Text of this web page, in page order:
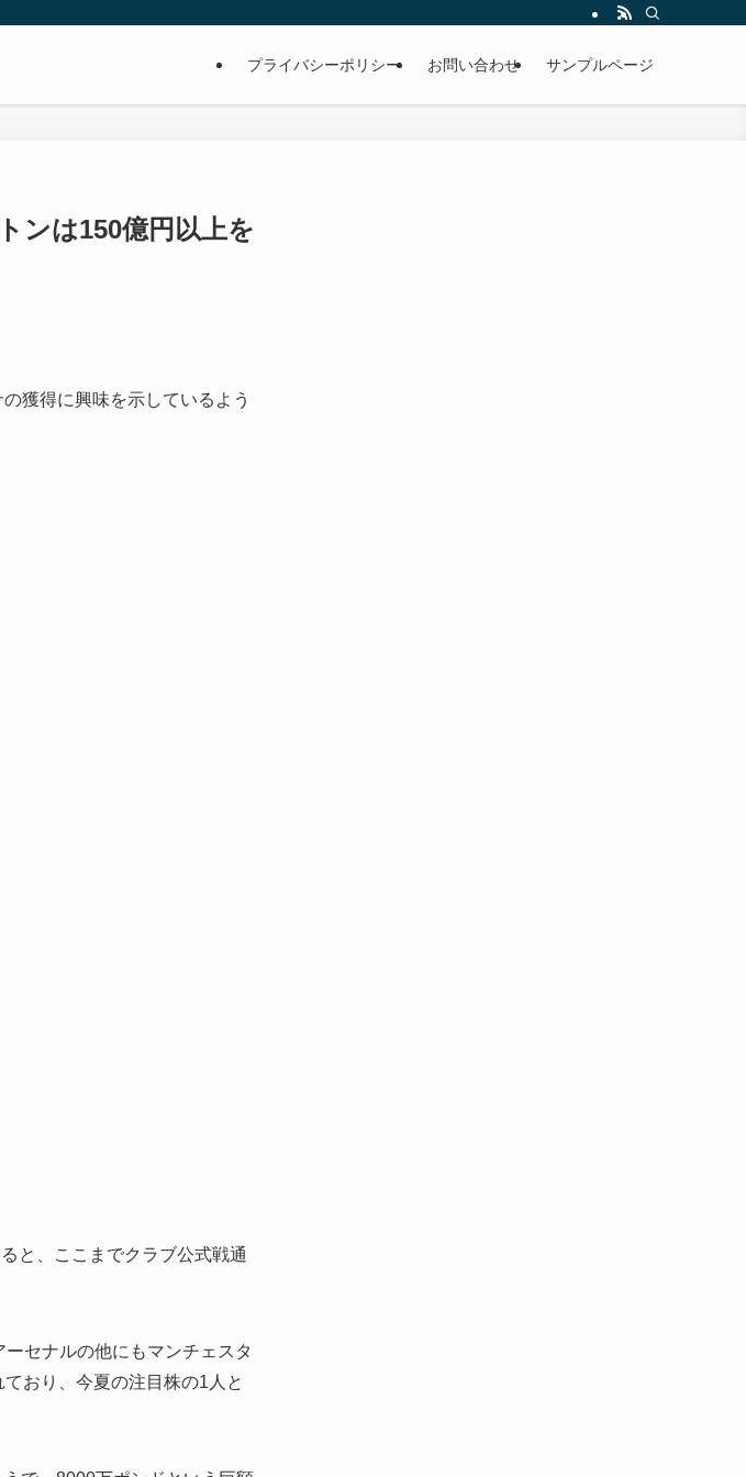
プライバシーポリシー お問い合わせ サンプルページ
ンは150億円以上を
獲得に興味を示しているよう
と、ここまでクラブ公式戦通
セナルの他にもマンチェスタ
おり、今夏の注目株の1人と